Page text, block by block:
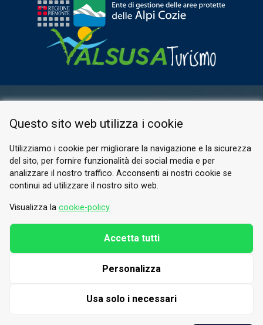
PRIVACY POLICY
© 2026 Valle di Susa
Tesori di Arte e Cultura Alpina
Tel.
E-mail.info@vallesusa-tesori.it
Questo sito web utilizza i cookie
Utilizziamo i cookie per migliorare la navigazione e la sicurezza
del sito, per fornire funzionalità dei social media e per
analizzare il nostro traffico. Acconsenti ai nostri cookie se
continui ad utilizzare il nostro sito web.
Visualizza la cookie-policy
Usa solo i necessari
Personalizza
Accetta tutti